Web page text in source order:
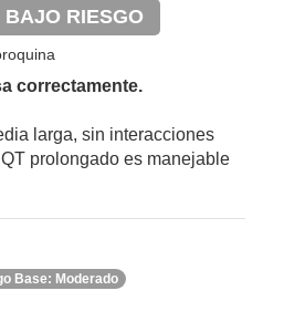
BAJO RIESGO
correctamente.
larga, sin interacciones
prolongado es manejable
Base: Moderado